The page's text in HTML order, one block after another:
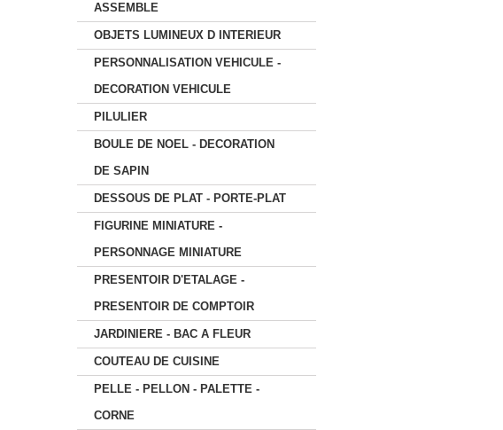
ASSEMBLE
OBJETS LUMINEUX D INTERIEUR
PERSONNALISATION VEHICULE -
DECORATION VEHICULE
PILULIER
BOULE DE NOEL - DECORATION
DE SAPIN
DESSOUS DE PLAT - PORTE-PLAT
FIGURINE MINIATURE -
PERSONNAGE MINIATURE
PRESENTOIR D'ETALAGE -
PRESENTOIR DE COMPTOIR
JARDINIERE - BAC A FLEUR
COUTEAU DE CUISINE
PELLE - PELLON - PALETTE -
CORNE